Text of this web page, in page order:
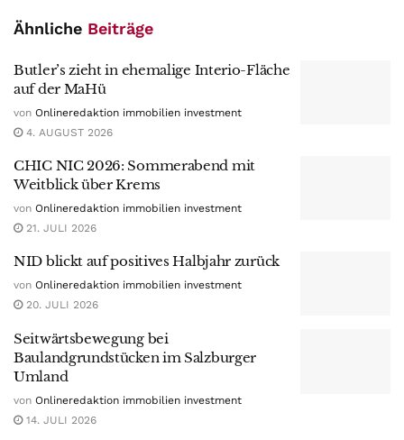
Ähnliche Beiträge
Butler’s zieht in ehemalige Interio-Fläche
auf der MaHü
von Onlineredaktion immobilien investment
4. AUGUST 2026
CHIC NIC 2026: Sommerabend mit
Weitblick über Krems
von Onlineredaktion immobilien investment
21. JULI 2026
NID blickt auf positives Halbjahr zurück
von Onlineredaktion immobilien investment
20. JULI 2026
Seitwärtsbewegung bei
Baulandgrundstücken im Salzburger
Umland
von Onlineredaktion immobilien investment
14. JULI 2026